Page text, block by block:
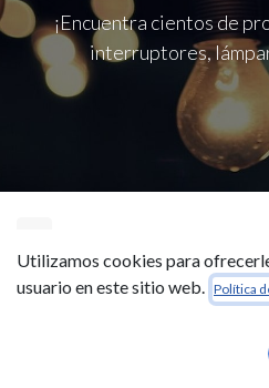
¡Encuentra cientos de
interruptores,
Utilizamos cookies para
usuario en este sitio web. Política